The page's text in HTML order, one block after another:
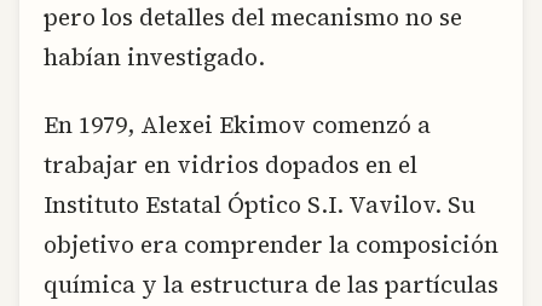
pero los detalles del mecanismo no se
habían investigado.
En 1979, Alexei Ekimov comenzó a
trabajar en vidrios dopados en el
Instituto Estatal Óptico S.I. Vavilov. Su
objetivo era comprender la composición
química y la estructura de las partículas